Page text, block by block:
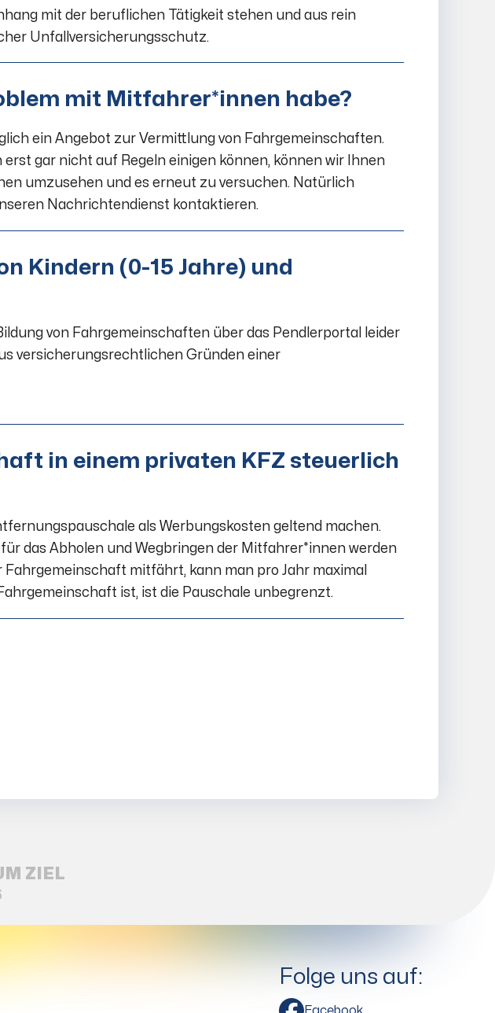
mit der beruflichen Tätigkeit stehen und aus rein
Unfallversicherungsschutz.
mit Mitfahrer*innen habe?
ein Angebot zur Vermittlung von Fahrgemeinschaften.
gar nicht auf Regeln einigen können, können wir Ihnen
umzusehen und es erneut zu versuchen. Natürlich
Nachrichtendienst kontaktieren.
Kindern (0-15 Jahre) und
von Fahrgemeinschaften über das Pendlerportal leider
versicherungsrechtlichen Gründen einer
in einem privaten KFZ steuerlich
als Werbungskosten geltend machen.
das Abholen und Wegbringen der Mitfahrer*innen werden
mitfährt, kann man pro Jahr maximal
ist, ist die Pauschale unbegrenzt.
ZIEL
Folge uns auf:
Facebook